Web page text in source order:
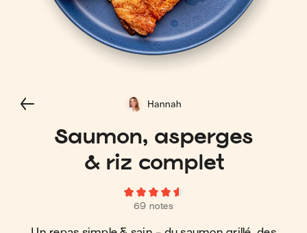
Saumon, asperges
& riz complet
69 notes
Hannah